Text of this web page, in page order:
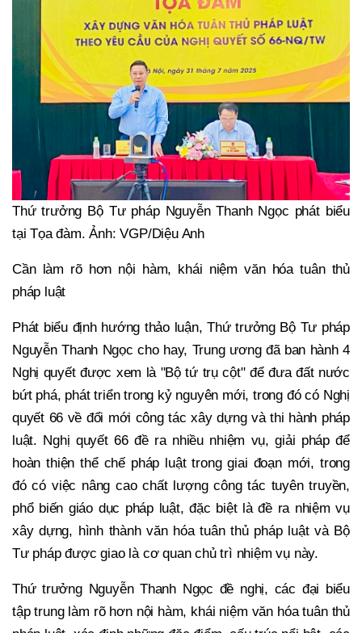
Thứ trưởng Bộ Tư pháp Nguyễn Thanh Ngọc phát biểu
tại Tọa đàm. Ảnh: VGP/Diệu Anh
Cần làm rõ hơn nội hàm, khái niệm văn hóa tuân thủ
pháp luật
Phát biểu định hướng thảo luận, Thứ trưởng Bộ Tư pháp
Nguyễn Thanh Ngọc cho hay, Trung ương đã ban hành 4
Nghị quyết được xem là "Bộ tứ trụ cột" để đưa đất nước
bứt phá, phát triển trong kỷ nguyên mới, trong đó có Nghị
quyết 66 về đổi mới công tác xây dựng và thi hành pháp
luật. Nghị quyết 66 đề ra nhiều nhiệm vụ, giải pháp để
hoàn thiện thể chế pháp luật trong giai đoạn mới, trong
đó có việc nâng cao chất lượng công tác tuyên truyền,
phổ biến giáo dục pháp luật, đặc biệt là đề ra nhiệm vụ
xây dựng, hình thành văn hóa tuân thủ pháp luật và Bộ
Tư pháp được giao là cơ quan chủ trì nhiệm vụ này.
Thứ trưởng Nguyễn Thanh Ngọc đề nghị, các đại biểu
tập trung làm rõ hơn nội hàm, khái niệm văn hóa tuân thủ